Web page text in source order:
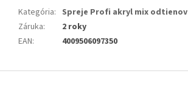
Kategória: Spreje Profi akryl mix odtienov
Záruka:
2 roky
EAN: 4009506097350